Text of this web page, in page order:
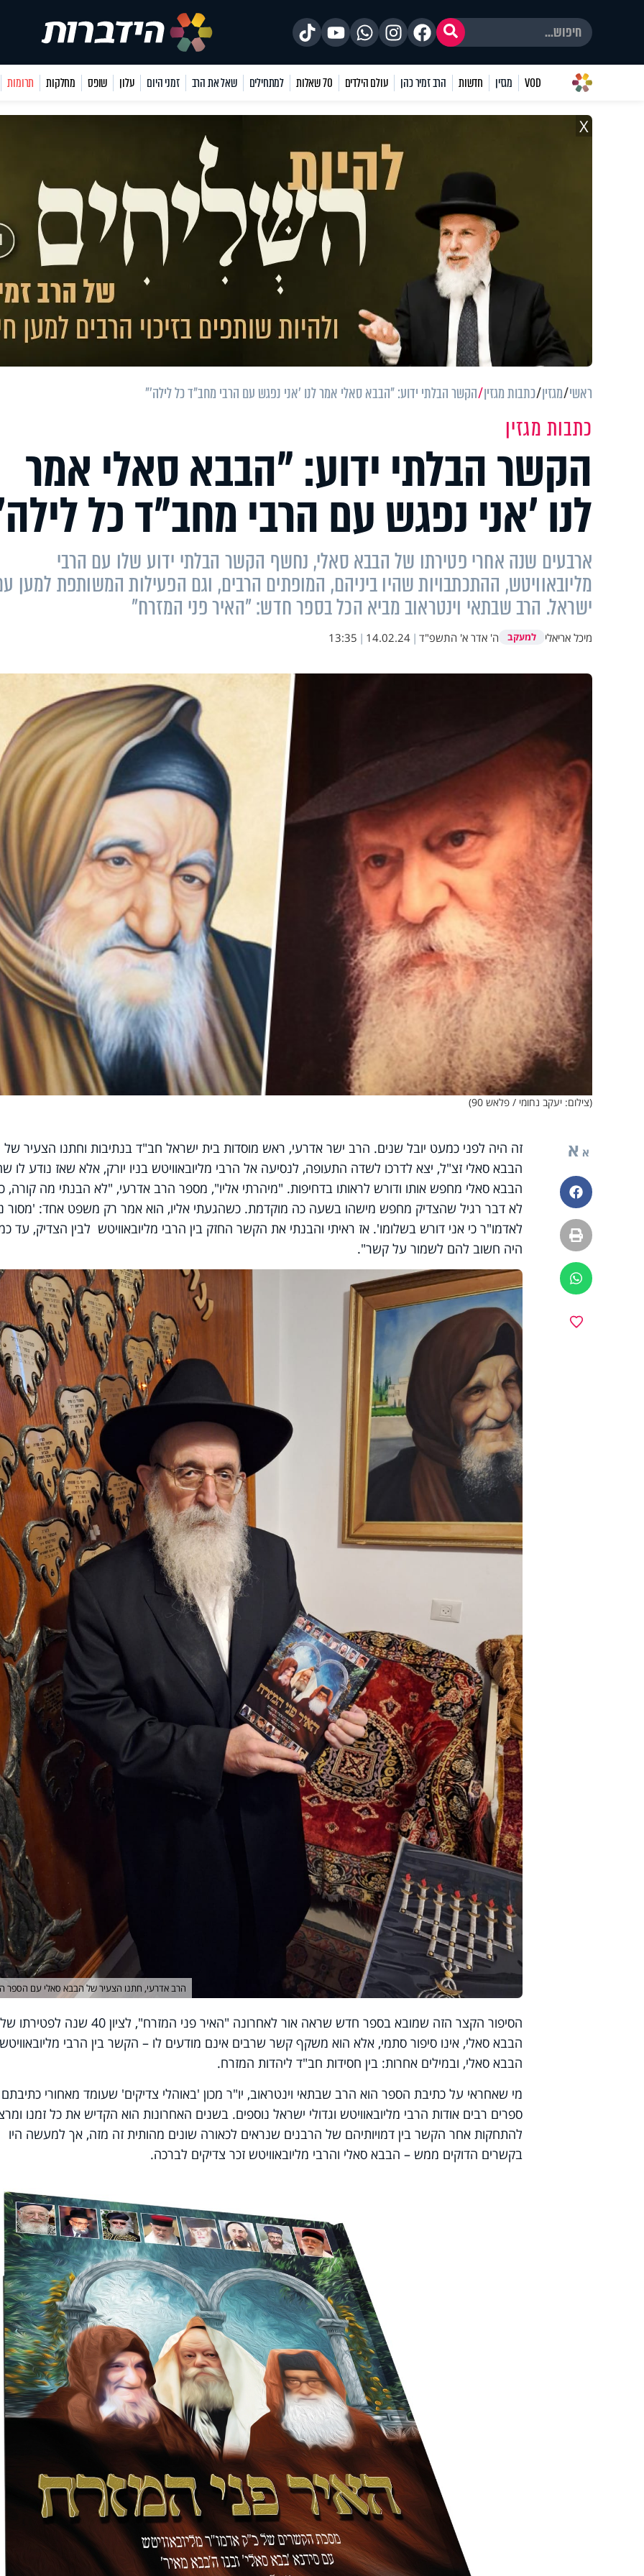
VOD מגזין חדשות הרב זמיר כהן עולם הילדים 70 שאלות למתחילים שאל את הרב זמני היום עלון שופס מחלקות תרומות
X
ראשי מגזין כתבות מגזין הקשר הבלתי ידוע: "הבבא סאלי אמר לנו 'אני נפגש עם הרבי מחב"ד כל לילה'"
כתבות מגזין
הקשר הבלתי ידוע: "הבבא סאלי אמר
לנו 'אני נפגש עם הרבי מחב"ד כל
ארבעים שנה אחרי פטירתו של הבבא סאלי, נחשף הקשר הבלתי ידוע שלו עם הרבי
מליובאוויטש, ההתכתבויות שהיו ביניהם, המופתים הרבים, וגם הפעילות המשותפת למען
ישראל. הרב שבתאי וינטראוב מביא הכל בספר חדש: "האיר פני המזרח"
מיכל אריאלי למעקב ה' אדר א' התשפ"ד |
14.02.24
|
13:35
(צילום: יעקב נחומי / פלאש 90)
א א
פייסבוק
הדפסה
ווטסאפ
זה היה לפני כמעט יובל שנים. הרב ישר אדרעי, ראש מוסדות בית ישראל חב"ד בנתיבות וחתנו הצעיר של
הבבא סאלי זצ"ל, יצא לדרכו לשדה התעופה, לנסיעה אל הרבי מליובאוויטש בניו יורק, אלא שאז נודע לו
הבבא סאלי מחפש אותו ודורש לראותו בדחיפות. "מיהרתי אליו", מספר הרב אדרעי, "לא הבנתי מה קורה,
לא דבר רגיל שהצדיק מחפש מישהו בשעה כה מוקדמת. כשהגעתי אליו, הוא אמר רק משפט אחד: 'מסור
לאדמו"ר כי אני דורש בשלומו'. אז ראיתי והבנתי את הקשר החזק בין הרבי מליובאוויטש לבין הצדיק, עד
היה חשוב להם לשמור על קשר".
הרב אדרעי, חתנו הצעיר של הבבא סאלי עם הספר
הסיפור הקצר הזה שמובא בספר חדש שראה אור לאחרונה "האיר פני המזרח", לציון 40 שנה לפטירתו של
הבבא סאלי, אינו סיפור סתמי, אלא הוא משקף קשר שרבים אינם מודעים לו – הקשר בין הרבי מליובאוויטש
הבבא סאלי, ובמילים אחרות: בין חסידות חב"ד ליהדות המזרח.
מי שאחראי על כתיבת הספר הוא הרב שבתאי וינטראוב, יו"ר מכון 'באוהלי צדיקים' שעומד מאחורי
ספרים רבים אודות הרבי מליובאוויטש וגדולי ישראל נוספים. בשנים האחרונות הוא הקדיש את כל זמנו
להתחקות אחר הקשר בין דמויותיהם של הרבנים שנראים לכאורה שונים מהותית זה מזה, אך למעשה היו
בקשרים הדוקים ממש – הבבא סאלי והרבי מליובאוויטש זכר צדיקים לברכה.